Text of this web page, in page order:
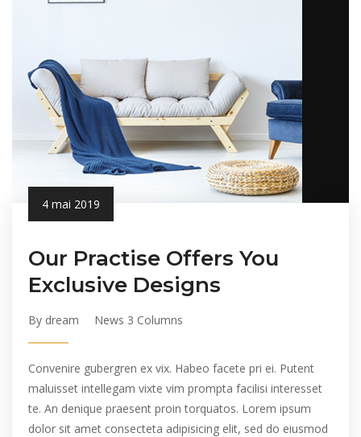
4 mai 2019
Our Practise Offers You
Exclusive Designs
By dream News 3 Columns
Convenire gubergren ex vix. Habeo facete pri ei. Putent
maluisset intellegam vixte vim prompta facilisi interesset
te. An denique praesent proin torquatos. Lorem ipsum
dolor sit amet consecteta adipisicing elit, sed do eiusmod